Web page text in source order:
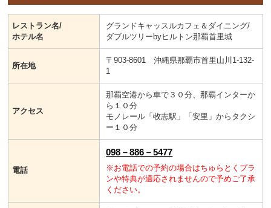
レストラン名/
ホテル名
グランドキャッスルカフェ＆ダイニング/
ダブルツリーbyヒルトン那覇首里城
所在地
〒903-8601 沖縄県那覇市首里山川1-132-
1
アクセス
那覇空港から車で３０分、那覇インターか
ら１０分
モノレール「牧志駅」「安里」からタクシ
ー１０分
電話
098－886－5477
※お電話での予約の場合はちゅらとくプラ
ンや特典が適応されませんので予めご了承
ください。